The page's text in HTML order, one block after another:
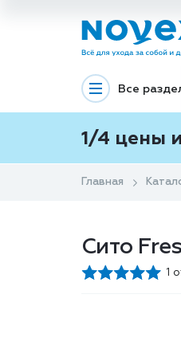
Все
1/4 цены
Главная
Сито
1